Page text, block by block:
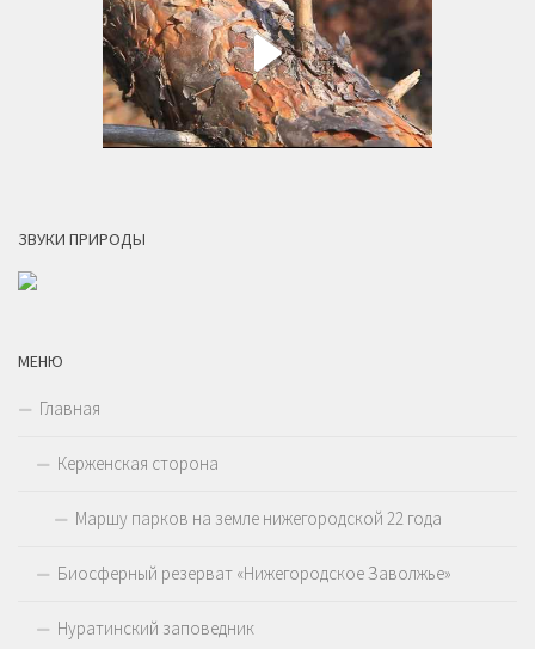
ЗВУКИ ПРИРОДЫ
МЕНЮ
Главная
Керженская сторона
Маршу парков на земле нижегородской 22 года
Биосферный резерват «Нижегородское Заволжье»
Нуратинский заповедник